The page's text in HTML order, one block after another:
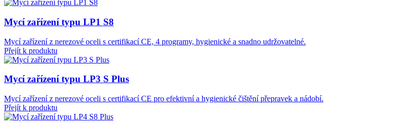
Mycí zařízení typu LP1 S8
Mycí zařízení z nerezové oceli s certifikací CE, 4 programy, hygienické a snadno udržovatelné.
Přejít k produktu
Mycí zařízení typu LP3 S Plus
Mycí zařízení z nerezové oceli s certifikací CE pro efektivní a hygienické čištění přepravek a nádobí.
Přejít k produktu